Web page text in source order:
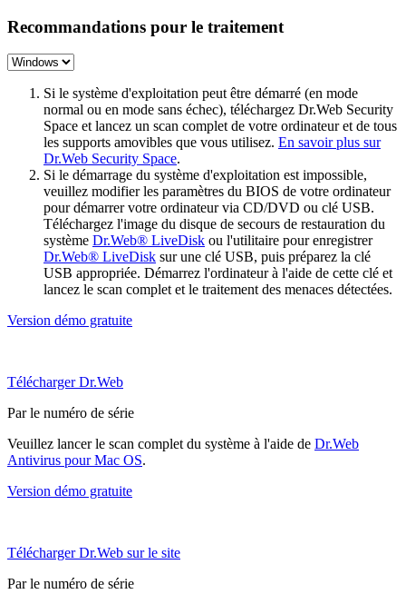
Recommandations pour le traitement
Si le système d'exploitation peut être démarré (en mode
normal ou en mode sans échec), téléchargez Dr.Web Security
Space et lancez un scan complet de votre ordinateur et de tous
les supports amovibles que vous utilisez. En savoir plus sur
Dr.Web Security Space.
Si le démarrage du système d'exploitation est impossible,
veuillez modifier les paramètres du BIOS de votre ordinateur
pour démarrer votre ordinateur via CD/DVD ou clé USB.
Téléchargez l'image du disque de secours de restauration du
système Dr.Web® LiveDisk ou l'utilitaire pour enregistrer
Dr.Web® LiveDisk sur une clé USB, puis préparez la clé
USB appropriée. Démarrez l'ordinateur à l'aide de cette clé et
lancez le scan complet et le traitement des menaces détectées.
Version démo gratuite
Télécharger Dr.Web
Par le numéro de série
Veuillez lancer le scan complet du système à l'aide de Dr.Web
Antivirus pour Mac OS.
Version démo gratuite
Télécharger Dr.Web sur le site
Par le numéro de série